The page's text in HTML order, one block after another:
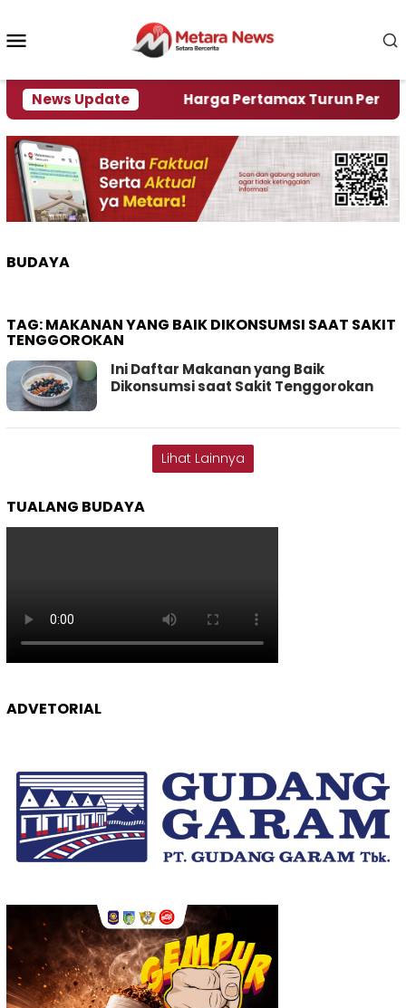
konten
News Update
Krisi Air Harga Pertamax Turun Per Hari
BUDAYA
TAG:MAKANAN YANG BAIK DIKONSUMSI SAAT SAKIT
TENGGOROKAN
Ini Daftar Makanan yang Baik
Dikonsumsi saat Sakit Tenggorokan
Lihat Lainnya
TUALANG BUDAYA
ADVETORIAL